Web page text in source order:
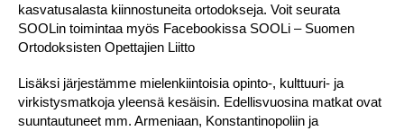
kasvatusalasta kiinnostuneita ortodokseja. Voit seurata
SOOLin toimintaa myös Facebookissa SOOLi – Suomen
Ortodoksisten Opettajien Liitto
Lisäksi järjestämme mielenkiintoisia opinto-, kulttuuri- ja
virkistysmatkoja yleensä kesäisin. Edellisvuosina matkat ovat
suuntautuneet mm. Armeniaan, Konstantinopoliin ja